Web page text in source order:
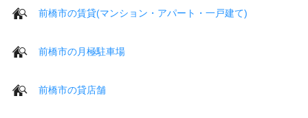
前橋市の賃貸(マンション・アパート・一戸建て)
前橋市の月極駐車場
前橋市の貸店舗